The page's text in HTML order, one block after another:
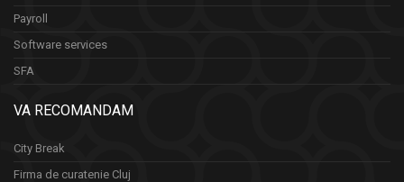
Payroll
Software services
SFA
VA RECOMANDAM
City Break
Firma de curatenie Cluj